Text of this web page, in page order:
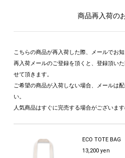
商品再入荷の
こちらの商品が再入荷した際、メールでお知
再入荷メールのご登録を頂くと、登録頂い
せて頂きます。
ご希望の商品が入荷しない場合、メールは
い。
人気商品はすぐに完売する場合がございます
ECO TOTE BAG
13,200 yen